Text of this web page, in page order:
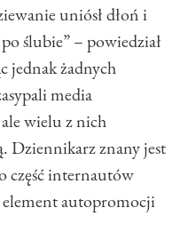
uniósł dłoń i
ślubie” – powiedział
jednak żadnych
media
wielu z nich
Dziennikarz znany jest
część internautów
element autopromocji